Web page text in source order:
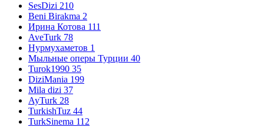
SesDizi 210
Beni Birakma 2
Ирина Котова 111
AveTurk 78
Нурмухаметов 1
Мыльные оперы Турции 40
Turok1990 35
DiziMania 199
Mila dizi 37
AyTurk 28
TurkishTuz 44
TurkSinema 112